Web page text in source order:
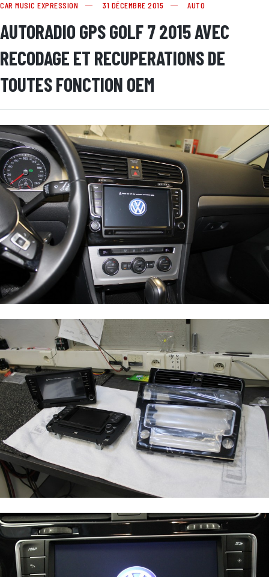
CAR MUSIC EXPRESSION 31 DÉCEMBRE 2015 AUTO
AUTORADIO GPS GOLF 7 2015 AVEC
RECODAGE ET RECUPERATIONS DE
TOUTES FONCTION OEM